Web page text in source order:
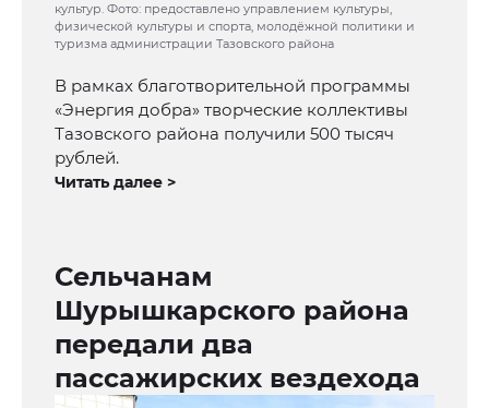
культур. Фото: предоставлено управлением культуры,
физической культуры и спорта, молодёжной политики и
туризма администрации Тазовского района
В рамках благотворительной программы
«Энергия добра» творческие коллективы
Тазовского района получили 500 тысяч
рублей.
Читать далее >
Сельчанам
Шурышкарского района
передали два
пассажирских вездехода